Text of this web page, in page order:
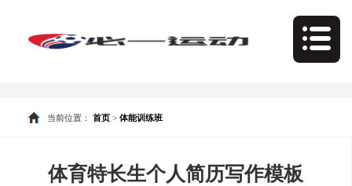
当前位置： 首页 > 体能训练班
体育特长生个人简历写作模板